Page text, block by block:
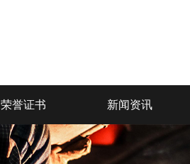
荣誉证书 新闻资讯